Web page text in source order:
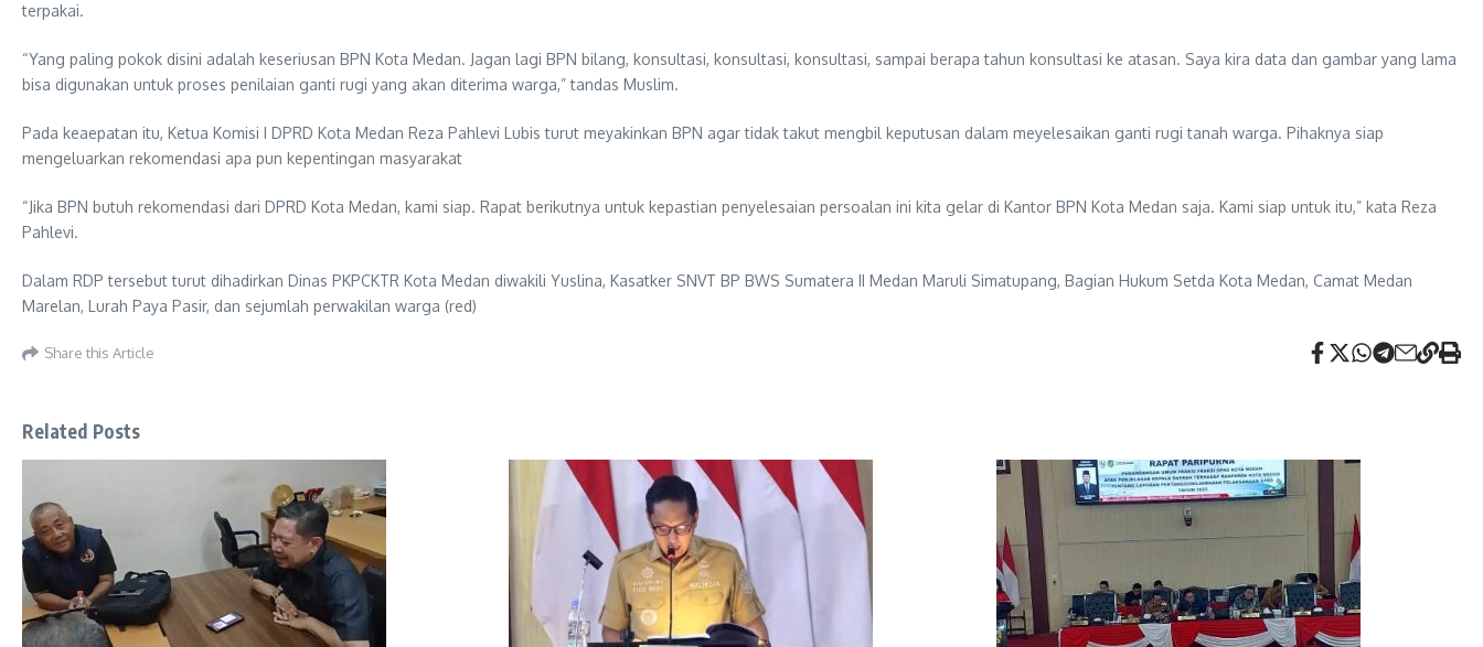
terpakai.
“Yang paling pokok disini adalah keseriusan BPN Kota Medan. Jagan lagi BPN bilang, konsultasi, konsultasi, konsultasi, sampai berapa tahun konsultasi ke atasan. Saya kira data dan gambar yang lama
bisa digunakan untuk proses penilaian ganti rugi yang akan diterima warga,” tandas Muslim.
Pada keaepatan itu, Ketua Komisi I DPRD Kota Medan Reza Pahlevi Lubis turut meyakinkan BPN agar tidak takut mengbil keputusan dalam meyelesaikan ganti rugi tanah warga. Pihaknya siap
mengeluarkan rekomendasi apa pun kepentingan masyarakat
“Jika BPN butuh rekomendasi dari DPRD Kota Medan, kami siap. Rapat berikutnya untuk kepastian penyelesaian persoalan ini kita gelar di Kantor BPN Kota Medan saja. Kami siap untuk itu,” kata Reza
Pahlevi.
Dalam RDP tersebut turut dihadirkan Dinas PKPCKTR Kota Medan diwakili Yuslina, Kasatker SNVT BP BWS Sumatera II Medan Maruli Simatupang, Bagian Hukum Setda Kota Medan, Camat Medan
Marelan, Lurah Paya Pasir, dan sejumlah perwakilan warga (red)
Share this Article
Related Posts